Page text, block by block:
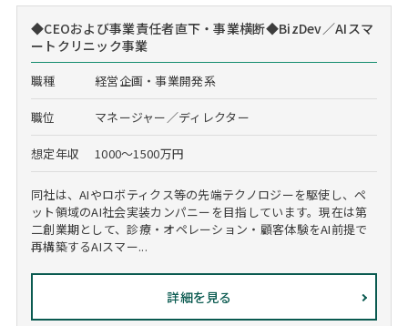
◆CEOおよび事業責任者直下・事業横断◆BizDev／AIスマ
ートクリニック事業
職種 経営企画・事業開発系
職位 マネージャー／ディレクター
想定年収 1000～1500万円
同社は、AIやロボティクス等の先端テクノロジーを駆使し、ペ
ット領域のAI社会実装カンパニーを目指しています。現在は第
二創業期として、診療・オペレーション・顧客体験をAI前提で
再構築するAIスマー...
詳細を見る